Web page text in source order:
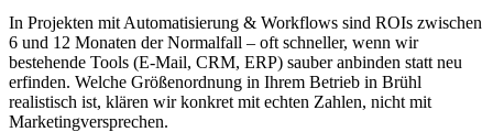
In Projekten mit Automatisierung & Workflows sind ROIs zwischen
6 und 12 Monaten der Normalfall – oft schneller, wenn wir
bestehende Tools (E-Mail, CRM, ERP) sauber anbinden statt neu
erfinden. Welche Größenordnung in Ihrem Betrieb in Brühl
realistisch ist, klären wir konkret mit echten Zahlen, nicht mit
Marketingversprechen.